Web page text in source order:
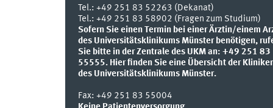
Tel.: +49 251 83 52263 (Dekanat)
Tel.: +49 251 83 58902 (Fragen zum Studium)
Sofern Sie einen Termin bei einer Ärztin/einem
des Universitätsklinikums Münster benötigen,
Sie bitte in der Zentrale des UKM an: +49 251 83
55555. Hier finden Sie eine Übersicht der
des Universitätsklinikums Münster.
Fax: +49 251 83 55004